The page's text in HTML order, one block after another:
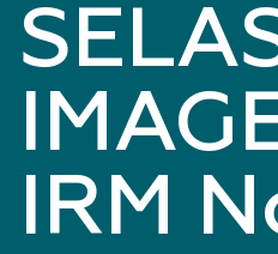
IRM